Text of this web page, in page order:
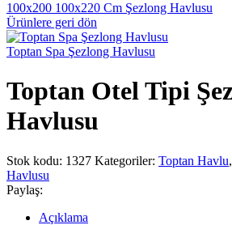
100x200 100x220 Cm Şezlong Havlusu
Ürünlere geri dön
Toptan Spa Şezlong Havlusu
Toptan Otel Tipi
Havlusu
Stok kodu: 1327 Kategoriler: Toptan Havlu,
Havlusu
Paylaş:
Açıklama